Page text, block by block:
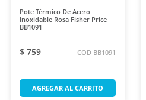
Pote Térmico De Acero
Inoxidable Rosa Fisher Price
BB1091
$ 759 COD BB1091
AGREGAR AL CARRITO